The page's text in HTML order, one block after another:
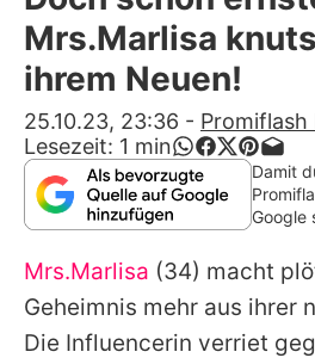
Alle Themen auf
App
Team
Redaktionelle
Mrs.Marlisa
ihrem Neuen!
25.10.23, 23:36 - Promiflash
Lesezeit: 1 min
Damit
Google
Mrs.Marlisa (34) macht
Geheimnis mehr aus ihrer
Die Influencerin verriet